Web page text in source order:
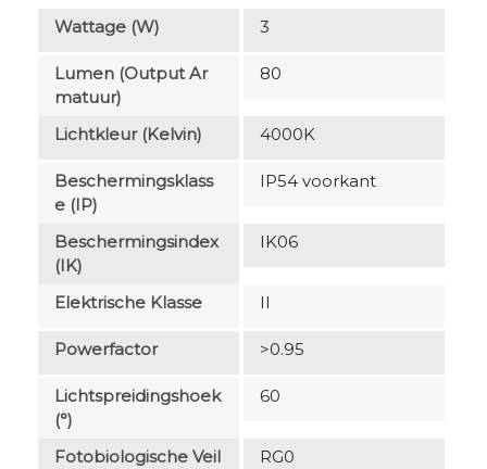
Wattage (W)
3
Lumen (output Ar
Matuur)
80
Lichtkleur (Kelvin) 4000K
Beschermingsklass
E (IP)
IP54 voorkant
Beschermingsindex
(IK)
IK06
Elektrische Klasse II
Powerfactor >0.95
Lichtspreidingshoek
(°)
60
Fotobiologische Veil RG0